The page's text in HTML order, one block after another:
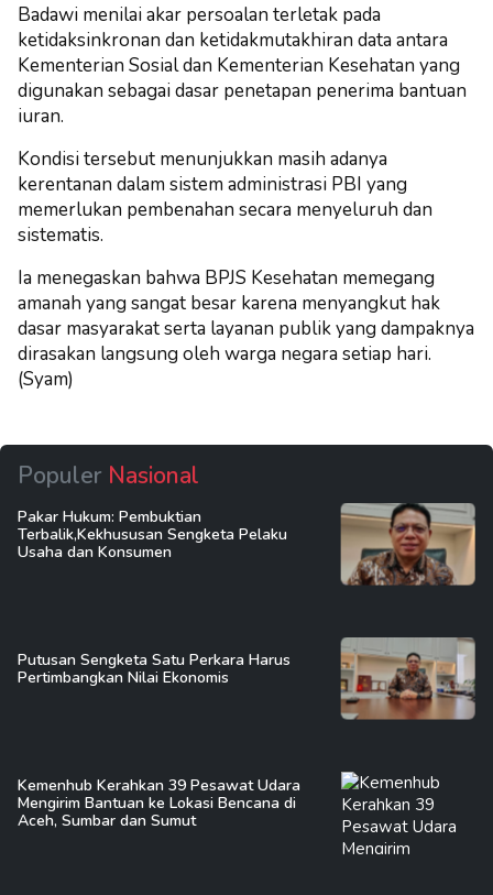
Badawi menilai akar persoalan terletak pada
ketidaksinkronan dan ketidakmutakhiran data antara
Kementerian Sosial dan Kementerian Kesehatan yang
digunakan sebagai dasar penetapan penerima bantuan
iuran.
Kondisi tersebut menunjukkan masih adanya
kerentanan dalam sistem administrasi PBI yang
memerlukan pembenahan secara menyeluruh dan
sistematis.
Ia menegaskan bahwa BPJS Kesehatan memegang
amanah yang sangat besar karena menyangkut hak
dasar masyarakat serta layanan publik yang dampaknya
dirasakan langsung oleh warga negara setiap hari.
(Syam)
Populer Nasional
Pakar Hukum: Pembuktian
Terbalik,Kekhususan Sengketa Pelaku
Usaha dan Konsumen
Putusan Sengketa Satu Perkara Harus
Pertimbangkan Nilai Ekonomis
Kemenhub Kerahkan 39 Pesawat Udara
Mengirim Bantuan ke Lokasi Bencana di
Aceh, Sumbar dan Sumut